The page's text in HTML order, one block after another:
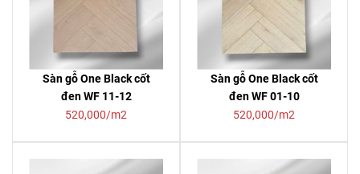
Sàn gỗ One Black cốt
đen WF 11-12
520,000/m2
Sàn gỗ One Black cốt
đen WF 01-10
520,000/m2